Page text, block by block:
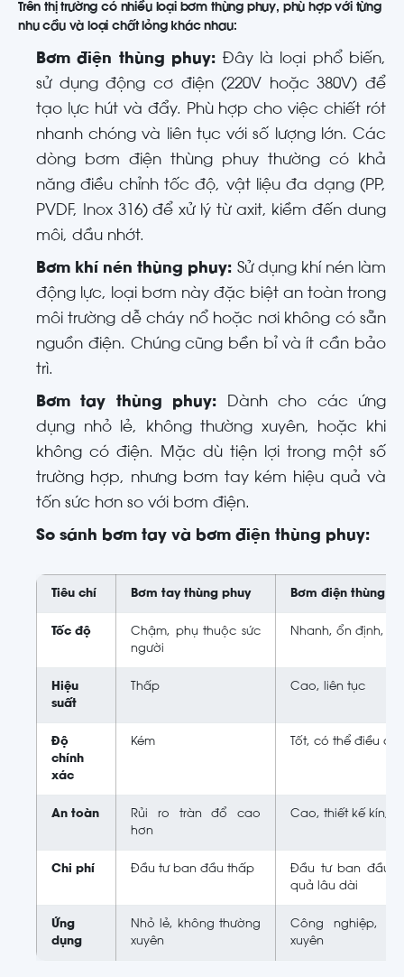
Trên thị trường có nhiều loại bơm thùng phuy, phù hợp với từng
nhu cầu và loại chất lỏng khác nhau:
Bơm điện thùng phuy: Đây là loại phổ biến,
sử dụng động cơ điện (220V hoặc 380V) để
tạo lực hút và đẩy. Phù hợp cho việc chiết rót
nhanh chóng và liên tục với số lượng lớn. Các
dòng bơm điện thùng phuy thường có khả
năng điều chỉnh tốc độ, vật liệu đa dạng (PP,
PVDF, Inox 316) để xử lý từ axit, kiềm đến dung
môi, dầu nhớt.
Bơm khí nén thùng phuy: Sử dụng khí nén làm
động lực, loại bơm này đặc biệt an toàn trong
môi trường dễ cháy nổ hoặc nơi không có sẵn
nguồn điện. Chúng cũng bền bỉ và ít cần bảo
trì.
Bơm tay thùng phuy: Dành cho các ứng
dụng nhỏ lẻ, không thường xuyên, hoặc khi
không có điện. Mặc dù tiện lợi trong một số
trường hợp, nhưng bơm tay kém hiệu quả và
tốn sức hơn so với bơm điện.
So sánh bơm tay và bơm điện thùng phuy:
Tiêu chí Bơm tay thùng phuy Bơm điện thùng
Tốc độ
Chậm, phụ thuộc sức
người
Nhanh, ổn định,
Hiệu
suất
Thấp Cao, liên tục
Độ
chính
xác
Kém Tốt, có thể điều
An toàn
Rủi ro tràn đổ cao
hơn
Cao, thiết kế kín,
Chi phí Đầu tư ban đầu thấp
Đầu tư ban đầu
quả lâu dài
Ứng
dụng
Nhỏ lẻ, không thường
xuyên
Công nghiệp,
xuyên